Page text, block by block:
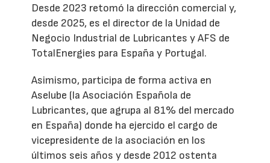
Desde 2023 retomó la dirección comercial y,
desde 2025, es el director de la Unidad de
Negocio Industrial de Lubricantes y AFS de
TotalEnergies para España y Portugal.
Asimismo, participa de forma activa en
Aselube (la Asociación Española de
Lubricantes, que agrupa al 81% del mercado
en España) donde ha ejercido el cargo de
vicepresidente de la asociación en los
últimos seis años y desde 2012 ostenta